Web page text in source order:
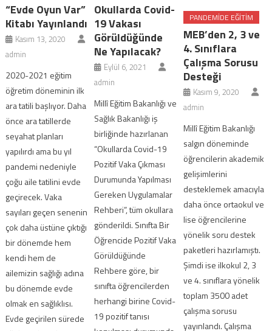
“Evde Oyun Var”
Kitabı Yayınlandı
Kasım 13, 2020
admin
2020-2021 eğitim
öğretim döneminin ilk
ara tatili başlıyor. Daha
önce ara tatillerde
seyahat planları
yapılırdı ama bu yıl
pandemi nedeniyle
çoğu aile tatilini evde
geçirecek. Vaka
sayıları geçen senenin
çok daha üstüne çıktığı
bir dönemde hem
kendi hem de
ailemizin sağlığı adına
bu dönemde evde
olmak en sağlıklısı.
Evde geçirilen sürede
Okullarda Covid-
19 Vakası
Görüldüğünde
Ne Yapılacak?
Eylül 6, 2021
admin
Millî Eğitim Bakanlığı ve
Sağlık Bakanlığı iş
birliğinde hazırlanan
“Okullarda Covid-19
Pozitif Vaka Çıkması
Durumunda Yapılması
Gereken Uygulamalar
Rehberi”, tüm okullara
gönderildi. Sınıfta Bir
Öğrencide Pozitif Vaka
Görüldüğünde
Rehbere göre, bir
sınıfta öğrencilerden
herhangi birine Covid-
19 pozitif tanısı
PANDEMIDE EĞITIM
MEB’den 2, 3 ve
4. Sınıflara
Çalışma Sorusu
Desteği
Kasım 9, 2020
admin
Millî Eğitim Bakanlığı
salgın döneminde
öğrencilerin akademik
gelişimlerini
desteklemek amacıyla
daha önce ortaokul ve
lise öğrencilerine
yönelik soru destek
paketleri hazırlamıştı.
Şimdi ise ilkokul 2, 3
ve 4. sınıflara yönelik
toplam 3500 adet
çalışma sorusu
yayınlandı. Çalışma